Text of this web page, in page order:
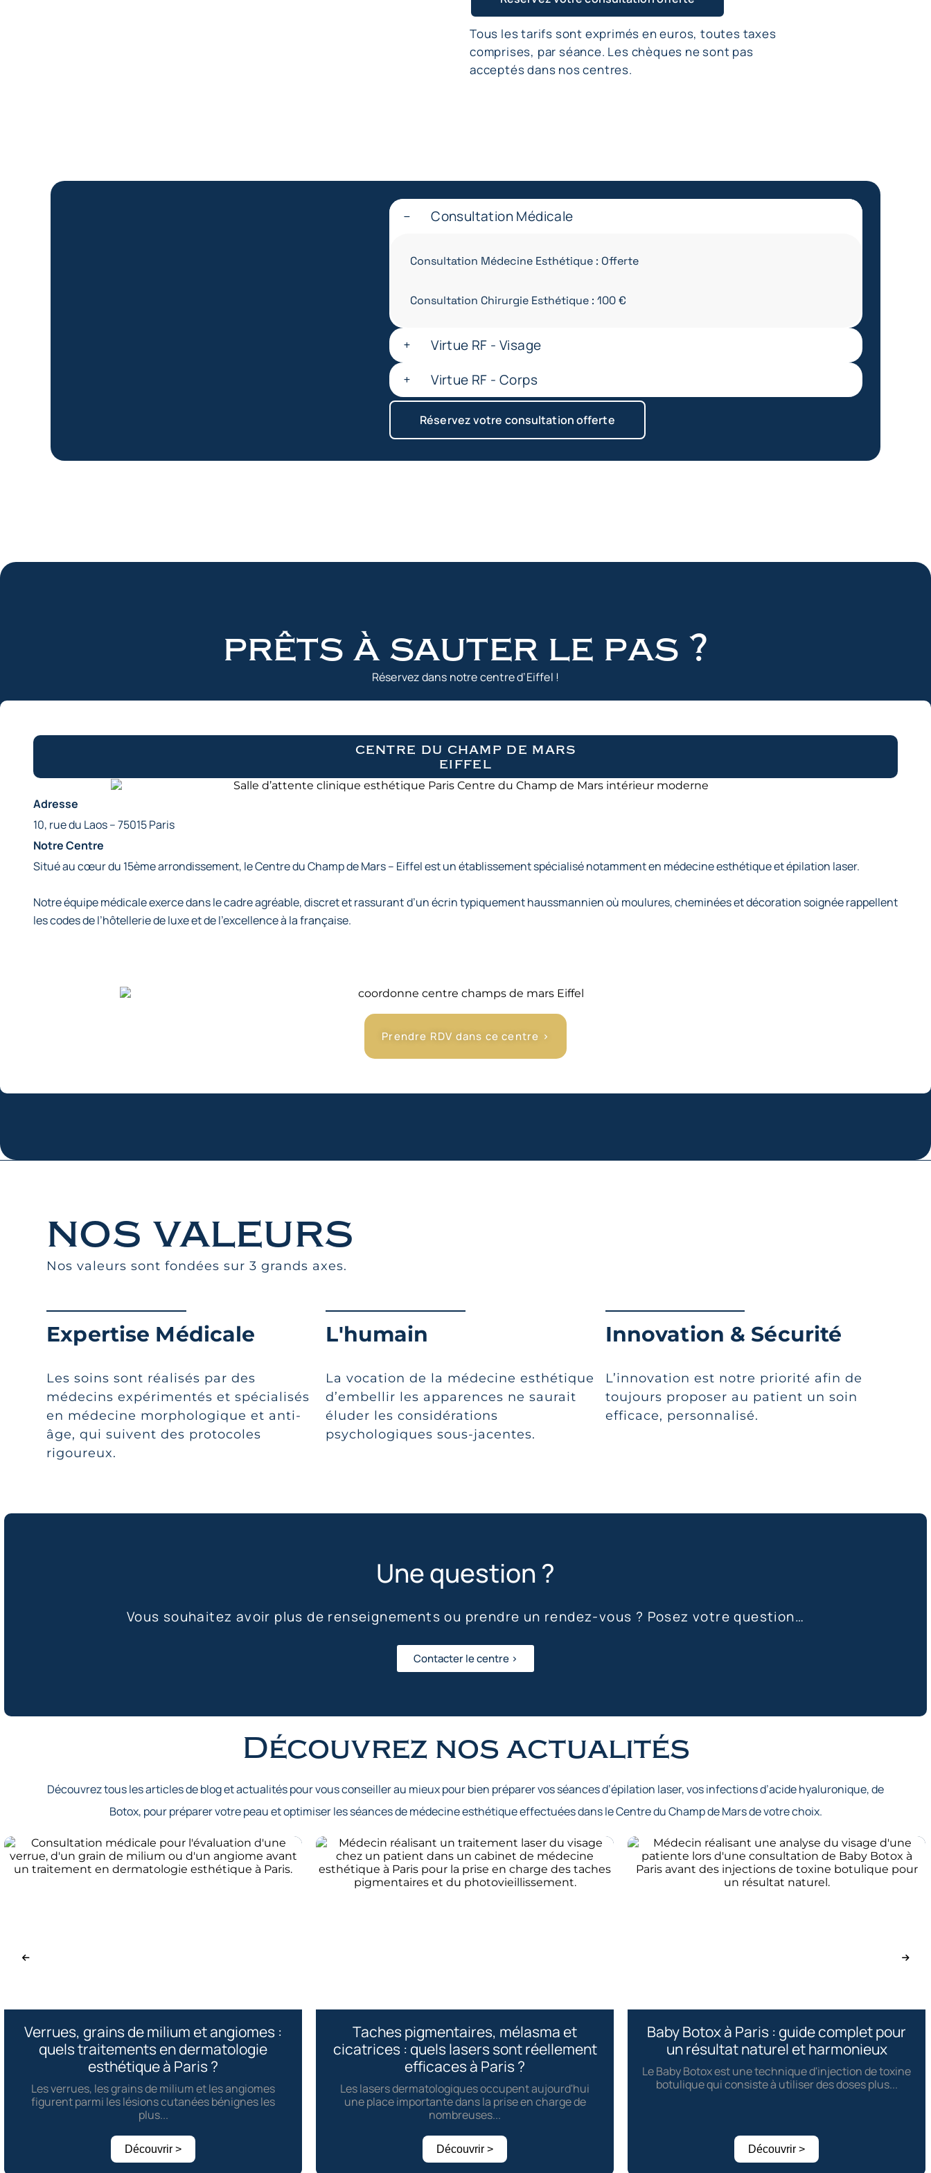
Tous les tarifs sont exprimés en euros, toutes taxes
comprises, par séance. Les chèques ne sont pas
acceptés dans nos centres.
Consultation Médicale
Consultation Médecine Esthétique : Offerte
Consultation Chirurgie Esthétique : 100 €
Virtue RF - Visage
Virtue RF - Corps
Réservez votre consultation offerte
prêts à sauter le pas ?
Réservez dans notre centre d’Eiffel !
centre du champ de mars
eiffel
Adresse
10, rue du Laos – 75015 Paris
Notre Centre
Situé au cœur du 15ème arrondissement, le Centre du Champ de Mars – Eiffel est un établissement spécialisé notamment en médecine esthétique et épilation laser.
Notre équipe médicale exerce dans le cadre agréable, discret et rassurant d’un écrin typiquement haussmannien où moulures, cheminées et décoration soignée rappellent
les codes de l’hôtellerie de luxe et de l’excellence à la française.
Prendre RDV dans ce centre >
nos valeurs
Nos valeurs sont fondées sur 3 grands axes.
Expertise Médicale
Les soins sont réalisés par des
médecins expérimentés et spécialisés
en médecine morphologique et anti-
âge, qui suivent des protocoles
rigoureux.
L'humain
La vocation de la médecine esthétique
d’embellir les apparences ne saurait
éluder les considérations
psychologiques sous-jacentes.
Innovation & Sécurité
L’innovation est notre priorité afin de
toujours proposer au patient un soin
efficace, personnalisé.
Une question ?
Vous souhaitez avoir plus de renseignements ou prendre un rendez-vous ? Posez votre question…
Contacter le centre >
Découvrez nos actualités
Découvrez tous les articles de blog et actualités pour vous conseiller au mieux pour bien préparer vos séances d’épilation laser, vos infections d’acide hyaluronique, de
Botox, pour préparer votre peau et optimiser les séances de médecine esthétique effectuées dans le Centre du Champ de Mars de votre choix.
Verrues, grains de milium et angiomes :
quels traitements en dermatologie
esthétique à Paris ?
Les verrues, les grains de milium et les angiomes
figurent parmi les lésions cutanées bénignes les
plus...
Découvrir >
Taches pigmentaires, mélasma et
cicatrices : quels lasers sont réellement
efficaces à Paris ?
Les lasers dermatologiques occupent aujourd'hui
une place importante dans la prise en charge de
nombreuses...
Découvrir >
Baby Botox à Paris : guide complet pour
un résultat naturel et harmonieux
Le Baby Botox est une technique d'injection de toxine
botulique qui consiste à utiliser des doses plus...
Découvrir >